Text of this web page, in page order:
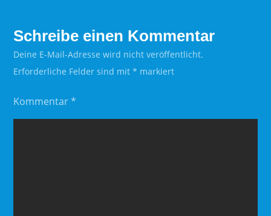
Schreibe einen Kommentar
Deine E-Mail-Adresse wird nicht veröffentlicht.
Erforderliche Felder sind mit* markiert
Kommentar*